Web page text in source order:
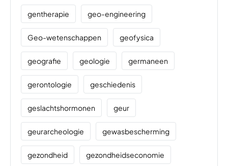
gentherapie geo-engineering
Geo-wetenschappen geofysica
geografie geologie germaneen
gerontologie geschiedenis
geslachtshormonen geur
geurarcheologie gewasbescherming
gezondheid gezondheidseconomie